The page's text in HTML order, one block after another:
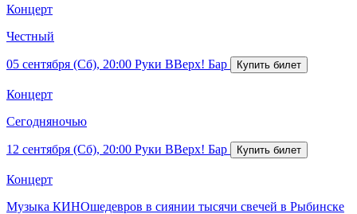
Концерт
Честный
05 сентября (Сб), 20:00 Руки ВВерх! Бар
Концерт
Сегодняночью
12 сентября (Сб), 20:00 Руки ВВерх! Бар
Концерт
Музыка КИНОшедевров в сиянии тысячи свечей в Рыбинске